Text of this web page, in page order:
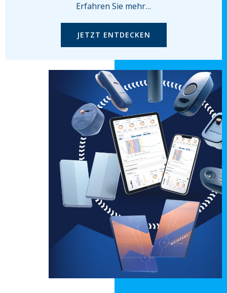
Erfahren Sie mehr…
JETZT ENTDECKEN